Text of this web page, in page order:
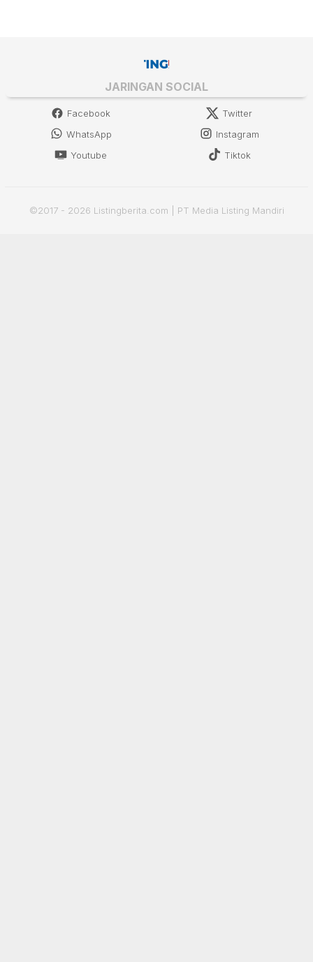
JARINGAN SOCIAL
Facebook
Twitter
WhatsApp
Instagram
Youtube
Tiktok
©2017 - 2026 Listingberita.com | PT Media Listing Mandiri